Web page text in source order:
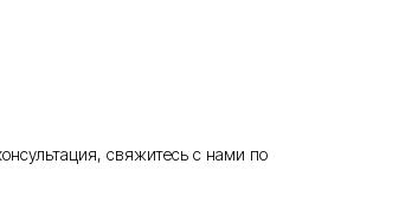
свяжитесь с нами по